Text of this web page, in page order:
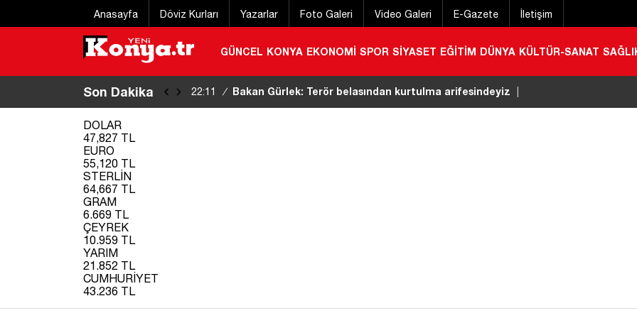
Anasayfa Döviz Kurları Yazarlar Foto Galeri Video Galeri E-Gazete İletişim
GÜNCEL KONYA EKONOMİ SPOR SİYASET EĞİTİM DÜNYA KÜLTÜR-SANAT
Son Dakika 22:07 / DMM Mekke Ortak Savunma Anlaşması’na yönelik iddiaları
DOLAR
47,827 TL
EURO
55,120 TL
STERLİN
64,667 TL
GRAM
6.669 TL
ÇEYREK
10.959 TL
YARIM
21.852 TL
CUMHURİYET
43.236 TL